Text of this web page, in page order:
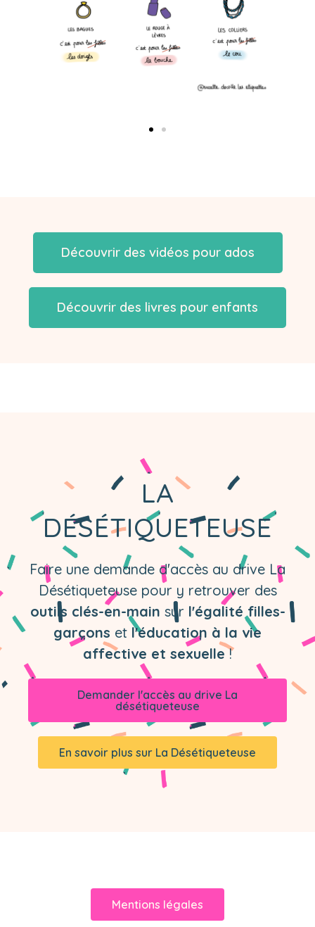
Découvrir des vidéos pour ados
Découvrir des livres pour enfants
LA
DÉSÉTIQUETEUSE
Faire une demande d'accès au drive La
Désétiqueteuse pour y retrouver des
outils clés-en-main sur l'égalité filles-
garçons et l'éducation à la vie
affective et sexuelle!
Demander l'accès au drive La
désétiqueteuse
En savoir plus sur La Désétiqueteuse
Mentions légales